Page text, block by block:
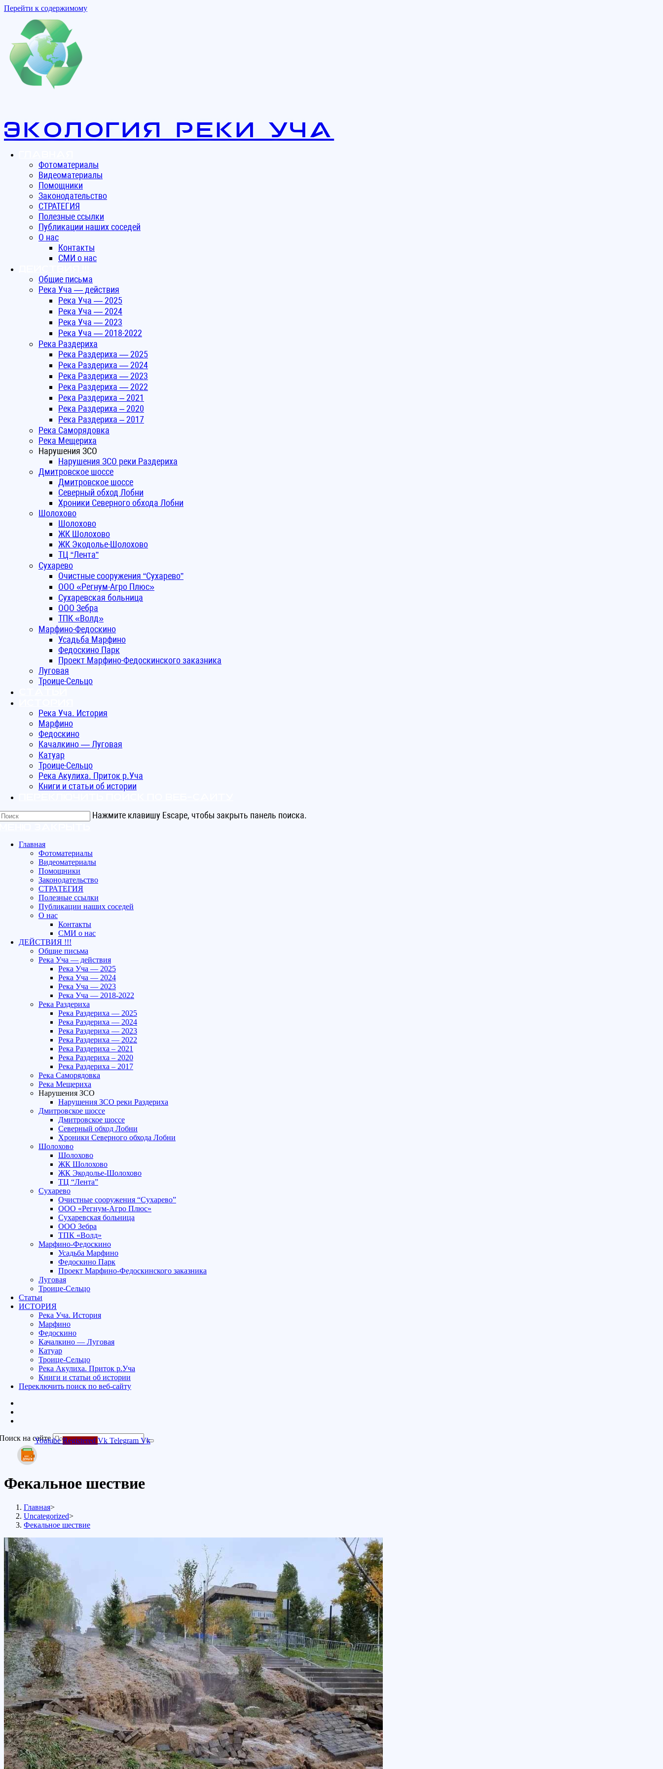
Перейти к содержимому
Экология реки Уча
Фотоматериалы
Видеоматериалы
Помощники
Законодательство
СТРАТЕГИЯ
Полезные ссылки
Публикации наших соседей
О нас
Контакты
СМИ о нас
Общие письма
Река Уча — действия
Река Уча — 2025
Река Уча — 2024
Река Уча — 2023
Река Уча — 2018-2022
Река Раздериха
Река Раздериха — 2025
Река Раздериха — 2024
Река Раздериха — 2023
Река Раздериха — 2022
Река Раздериха – 2021
Река Раздериха – 2020
Река Раздериха – 2017
Река Саморядовка
Река Мещериха
Нарушения ЗСО
Нарушения ЗСО реки Раздериха
Дмитровское шоссе
Дмитровское шоссе
Северный обход Лобни
Хроники Северного обхода Лобни
Шолохово
Шолохово
ЖК Шолохово
ЖК Экодолье-Шолохово
ТЦ “Лента”
Сухарево
Очистные сооружения “Сухарево”
ООО «Регнум-Агро Плюс»
Сухаревская больница
ООО Зебра
ТПК «Волд»
Марфино-Федоскино
Усадьба Марфино
Федоскино Парк
Проект Марфино-Федоскинского заказника
Луговая
Троице-Сельцо
Река Уча. История
Марфино
Федоскино
Качалкино — Луговая
Катуар
Троице-Сельцо
Река Акулиха. Приток р.Уча
Книги и статьи об истории
Нажмите клавишу Escape, чтобы закрыть панель поиска.
Главная
Фотоматериалы
Видеоматериалы
Помощники
Законодательство
СТРАТЕГИЯ
Полезные ссылки
Публикации наших соседей
О нас
Контакты
СМИ о нас
ДЕЙСТВИЯ !!!
Общие письма
Река Уча — действия
Река Уча — 2025
Река Уча — 2024
Река Уча — 2023
Река Уча — 2018-2022
Река Раздериха
Река Раздериха — 2025
Река Раздериха — 2024
Река Раздериха — 2023
Река Раздериха — 2022
Река Раздериха – 2021
Река Раздериха – 2020
Река Раздериха – 2017
Река Саморядовка
Река Мещериха
Нарушения ЗСО
Нарушения ЗСО реки Раздериха
Дмитровское шоссе
Дмитровское шоссе
Северный обход Лобни
Хроники Северного обхода Лобни
Шолохово
Шолохово
ЖК Шолохово
ЖК Экодолье-Шолохово
ТЦ “Лента”
Сухарево
Очистные сооружения “Сухарево”
ООО «Регнум-Агро Плюс»
Сухаревская больница
ООО Зебра
ТПК «Волд»
Марфино-Федоскино
Усадьба Марфино
Федоскино Парк
Проект Марфино-Федоскинского заказника
Луговая
Троице-Сельцо
Статьи
ИСТОРИЯ
Река Уча. История
Марфино
Федоскино
Качалкино — Луговая
Катуар
Троице-Сельцо
Река Акулиха. Приток р.Уча
Книги и статьи об истории
Переключить поиск по веб-сайту
на сайте
Youtube Registered Vk Telegram Vk
Фекальное шествие
Главная>
Uncategorized>
Фекальное шествие